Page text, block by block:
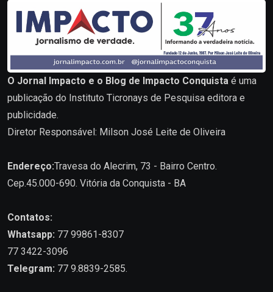
O Jornal Impacto e o Blog de Impacto Conquista é uma
publicação do Instituto Ticronays de Pesquisa editora e
publicidade.
Diretor Responsável: Milson José Leite de Oliveira
Endereço:Travesa do Alecrim, 73 - Bairro Centro.
Cep.45.000-690. Vitória da Conquista - BA
Contatos:
Whatsapp: 77 99861-8307
77 3422-3096
Telegram: 77 9.8839-2585.